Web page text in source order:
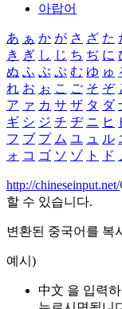
아랍어
あ ぁ か が さ ざ た
き ぎ し じ ち ぢ に
ぬ ふ ぶ ぷ む ゆ ゅ
れ お ぉ こ ご そ ぞ
ア ァ カ サ ザ タ ダ
ギ シ ジ チ ヂ ニ ヒ
フ ブ プ ム ユ ュ ル
ォ コ ゴ ソ ゾ ト ド
http://chineseinput.net/
할 수 있습니다.
변환된 중국어를 복
예시)
中文 을 입력